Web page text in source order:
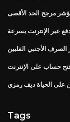
مرجح الحد الأقصى
عبر الإنترنت بسرعة
الأجنبي الفلبين
حساب على الإنترنت
على الحياة ديف رمزي
Tags